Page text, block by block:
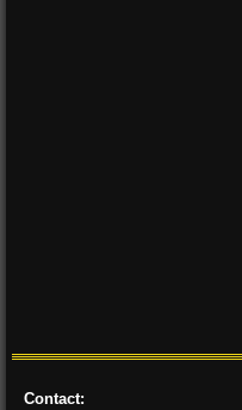
Contact: